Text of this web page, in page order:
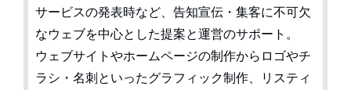
サービスの発表時など、告知宣伝・集客に不可欠
なウェブを中心とした提案と運営のサポート。
ウェブサイトやホームページの制作からロゴやチ
ラシ・名刺といったグラフィック制作、リスティ